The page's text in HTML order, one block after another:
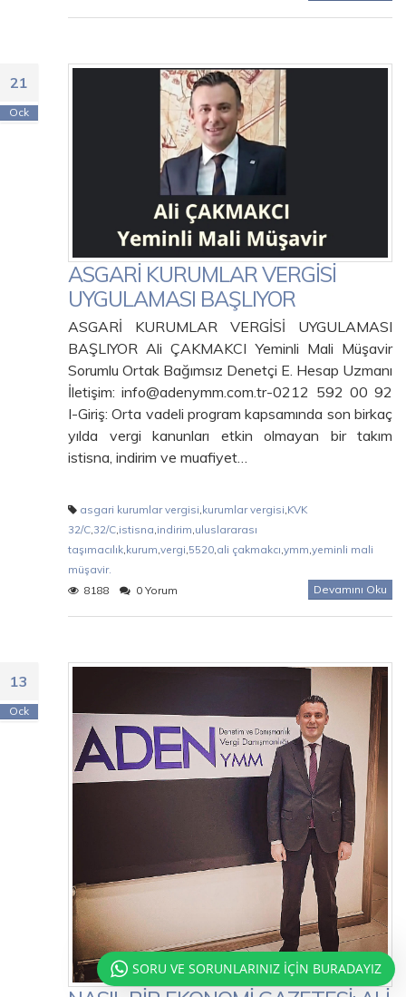
21
Ock
ASGARİ KURUMLAR VERGİSİ
UYGULAMASI BAŞLIYOR
ASGARİ KURUMLAR VERGİSİ UYGULAMASI
BAŞLIYOR Ali ÇAKMAKCI Yeminli Mali Müşavir
Sorumlu Ortak Bağımsız Denetçi E. Hesap Uzmanı
İletişim: info@adenymm.com.tr-0212 592 00 92
I-Giriş: Orta vadeli program kapsamında son birkaç
yılda vergi kanunları etkin olmayan bir takım
istisna, indirim ve muafiyet…
asgari kurumlar vergisi,kurumlar vergisi,KVK
32/C,32/C,istisna,indirim,uluslararası
taşımacılık,kurum,vergi,5520,ali çakmakcı,ymm,yeminli mali
müşavir.
8188
0 Yorum Devamını Oku
13
Ock
SORU VE SORUNLARINIZ İÇİN BURADAYIZ